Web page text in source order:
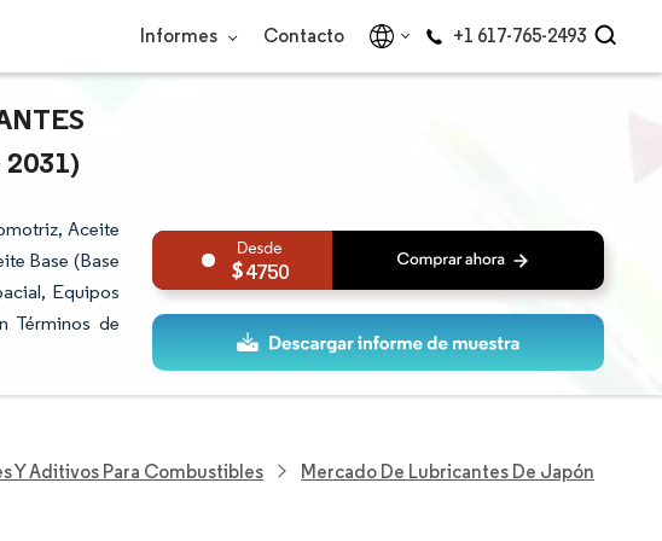
Informes Contacto +1 617-765-2493
2031)
Aceite
Base (Base
Equipos
Términos de
4750
Y Aditivos Para Combustibles Mercado De Lubricantes De Japón